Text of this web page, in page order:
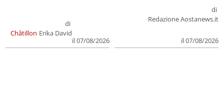
Châtillon
di
Erika David
il 07/08/2026
di
Redazione Aostanews.it
il 07/08/2026